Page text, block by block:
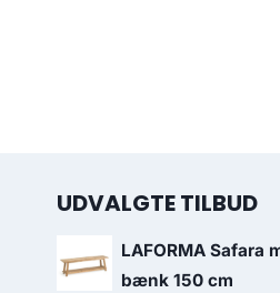
UDVALGTE TILBUD
LAFORMA Safara
bænk 150 cm